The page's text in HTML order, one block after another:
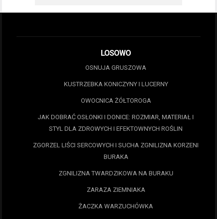
LOSOWO
OSNUJA GRUSZOWA
KUSTRZEBKA KONICZYNY I LUCERNY
OWOCNICA ŻÓŁTOROGA
JAK DOBRAĆ OSŁONKI I DONICE: ROZMIAR, MATERIAŁ I
STYL DLA ZDROWYCH I EFEKTOWNYCH ROŚLIN
ZGORZEL LIŚCI SERCOWYCH I SUCHA ZGNILIZNA KORZENI
BURAKA
ZGNILIZNA TWARDZIKOWA NA BURAKU
ZARAZA ZIEMNIAKA
ŻACZKA WARZUCHÓWKA